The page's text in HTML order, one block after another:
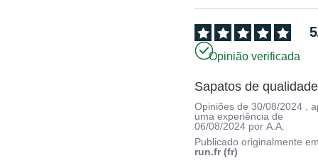
5
Opinião verificada
Sapatos de qualidade
Opiniões de30/08/2024 ,
uma experiência de
06/08/2024 porA.A.
Publicado originalmente
run.fr (fr)